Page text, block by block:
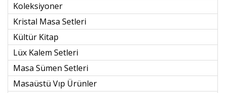
Koleksiyoner
Kristal Masa Setleri
Kültür Kitap
Lüx Kalem Setleri
Masa Sümen Setleri
Masaüstü Vıp Ürünler